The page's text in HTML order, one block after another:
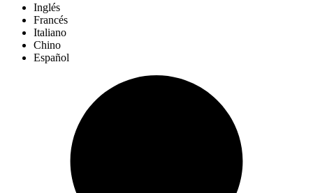
Inglés
Francés
Italiano
Chino
Español